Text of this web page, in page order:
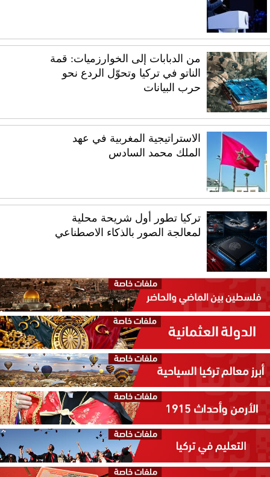
من الدبابات إلى الخوارزميات: قمة
الناتو في تركيا وتحوّل الردع نحو
حرب البيانات
الاستراتيجية المغربية في عهد
الملك محمد السادس
تركيا تطور أول شريحة محلية
لمعالجة الصور بالذكاء الاصطناعي